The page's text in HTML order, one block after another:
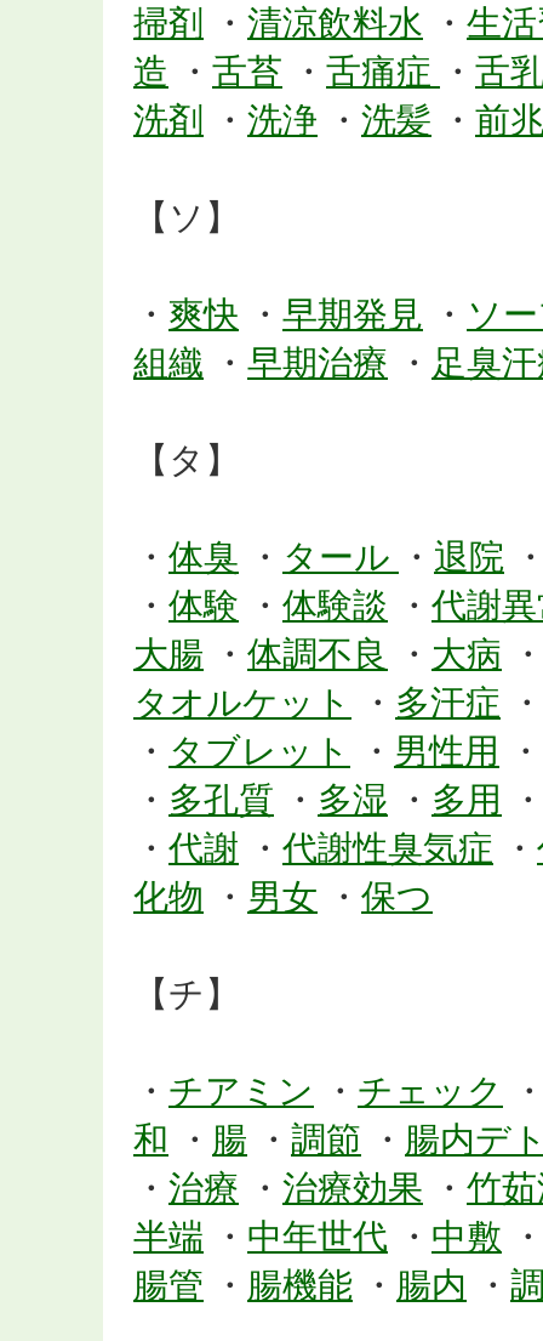
掃剤
・ 清涼飲料水 ・ 生
造 ・ 舌苔 ・ 舌痛症 ・ 舌
洗剤
・ 洗浄 ・ 洗髪 ・ 前
【ソ】
・ 爽快 ・ 早期発見 ・ ソ
組織 ・ 早期治療 ・ 足臭
【タ】
・ 体臭 ・ タール ・ 退院
・ 体験 ・ 体験談 ・ 代謝
大腸 ・ 体調不良 ・ 大病
タオルケット
・ 多汗症 ・
・ タブレット ・ 男性用
・
・ 多孔質 ・ 多湿 ・ 多用
・ 代謝 ・ 代謝性臭気症 ・
化物 ・ 男女 ・ 保つ
【チ】
・ チアミン ・ チェック
和 ・ 腸 ・ 調節 ・ 腸内デ
・ 治療 ・ 治療効果 ・ 竹
半端 ・ 中年世代 ・ 中敷
腸管 ・ 腸機能 ・ 腸内 ・